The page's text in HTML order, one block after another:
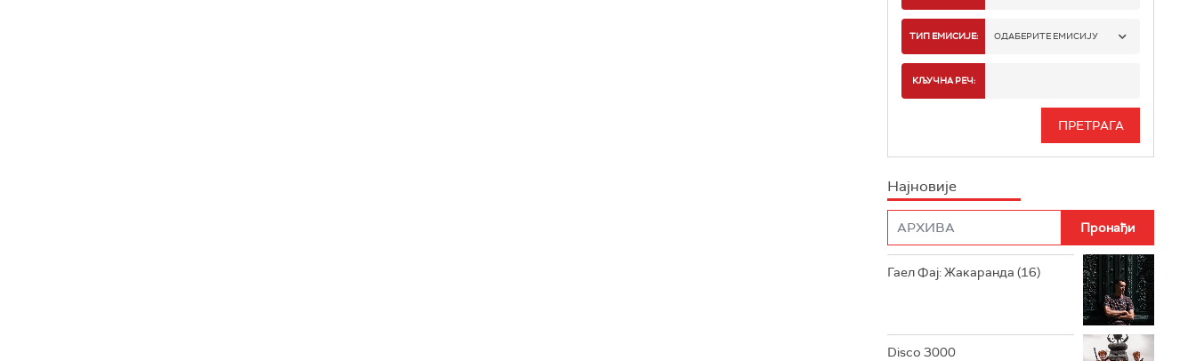
РАДИО БЕОГРАД 1
РАДИО БЕОГРАД 3
РАДИО РОКЕНРОЛЕР
РАДИО ЏУБОКС
РАДИО ВРТЕШКА
РАДИО ЏЕЗЕР
ТИП ЕМИСИЈЕ: ОДАБЕРИТЕ ЕМИСИЈУ
ИНФО
КЉУЧНА РЕЧ:
Најновије
Гаел Фај: Жакаранда (16)
Disco 3000